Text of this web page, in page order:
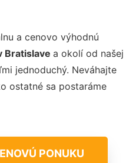
a cenovo výhodnú
Bratislave a okolí od našej
jednoduchý. Neváhajte
ostatné sa postaráme
PONUKU